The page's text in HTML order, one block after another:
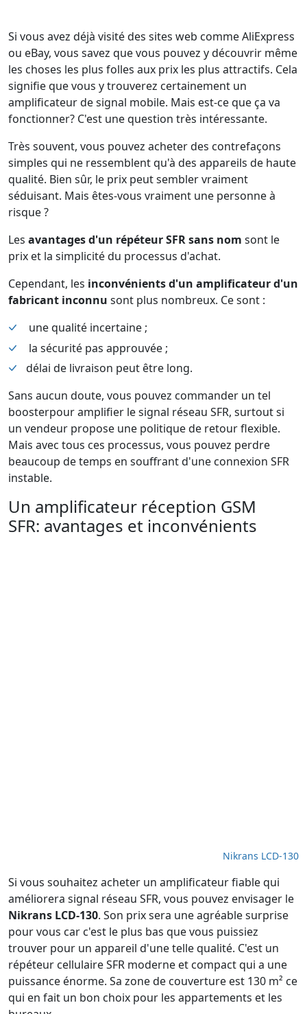
Si vous avez déjà visité des sites web comme AliExpress
ou eBay, vous savez que vous pouvez y découvrir même
les choses les plus folles aux prix les plus attractifs. Cela
signifie que vous y trouverez certainement un
amplificateur de signal mobile. Mais est-ce que ça va
fonctionner? C'est une question très intéressante.
Très souvent, vous pouvez acheter des contrefaçons
simples qui ne ressemblent qu'à des appareils de haute
qualité. Bien sûr, le prix peut sembler vraiment
séduisant. Mais êtes-vous vraiment une personne à
risque ?
Les avantages d'un répéteur SFR sans nom sont le
prix et la simplicité du processus d'achat.
Cependant, les inconvénients d'un amplificateur d'un
fabricant inconnu sont plus nombreux. Ce sont :
une qualité incertaine ;
la sécurité pas approuvée ;
délai de livraison peut être long.
Sans aucun doute, vous pouvez commander un tel
boosterpour amplifier le signal réseau SFR, surtout si
un vendeur propose une politique de retour flexible.
Mais avec tous ces processus, vous pouvez perdre
beaucoup de temps en souffrant d'une connexion SFR
instable.
Un amplificateur réception GSM
SFR: avantages et inconvénients
Nikrans LCD-130
Si vous souhaitez acheter un amplificateur fiable qui
améliorera signal réseau SFR, vous pouvez envisager le
Nikrans LCD-130. Son prix sera une agréable surprise
pour vous car c'est le plus bas que vous puissiez
trouver pour un appareil d'une telle qualité. C'est un
répéteur cellulaire SFR moderne et compact qui a une
puissance énorme. Sa zone de couverture est 130 m² ce
qui en fait un bon choix pour les appartements et les